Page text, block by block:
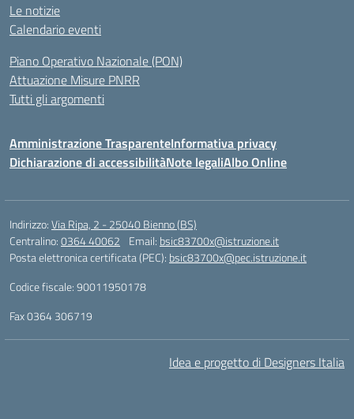
Le notizie
Calendario eventi
Piano Operativo Nazionale (PON)
Attuazione Misure PNRR
Tutti gli argomenti
Amministrazione TrasparenteInformativa privacy
Dichiarazione di accessibilitàNote legaliAlbo Online
Indirizzo:Via Ripa, 2 - 25040 Bienno (BS)
Centralino:0364 40062 Email: bsic83700x@istruzione.it
Posta elettronica certificata (PEC): bsic83700x@pec.istruzione.it
Codice fiscale: 90011950178
Fax 0364 306719
Idea e progetto di Designers Italia